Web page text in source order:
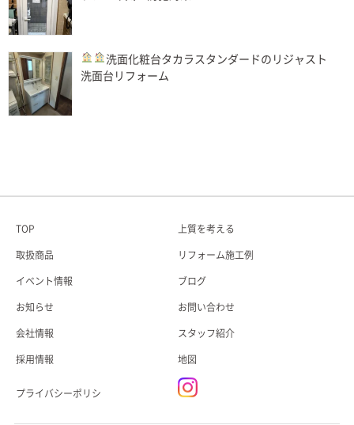
洗面化粧台タカラスタンダードのリジャスト
洗面台リフォーム
TOP 上質を考える
取扱商品 リフォーム施工例
イベント情報 ブログ
お知らせ お問い合わせ
会社情報 スタッフ紹介
採用情報 地図
プライバシーポリシ